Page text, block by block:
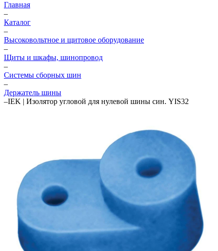
Главная
–
Каталог
–
Высоковольтное и щитовое оборудование
–
Щиты и шкафы, шинопровод
–
Системы сборных шин
–
Держатель шины
–IEK | Изолятор угловой для нулевой шины син. YIS32